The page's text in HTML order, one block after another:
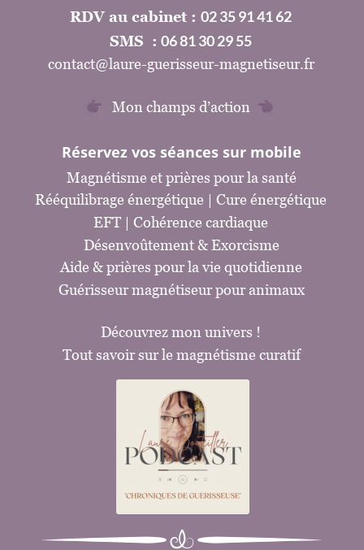
RDV au cabinet : 02 35 91 41 62
SMS  : 06 81 30 29 55
contact@laure-guerisseur-magnetiseur.fr
Mon champs d’action
Réservez vos séances sur mobile
Magnétisme et prières pour la santé
Rééquilibrage énergétique | Cure énergétique
EFT | Cohérence cardiaque
Désenvoûtement & Exorcisme
Aide & prières pour la vie quotidienne
Guérisseur magnétiseur pour animaux
Découvrez mon univers !
Tout savoir sur le magnétisme curatif